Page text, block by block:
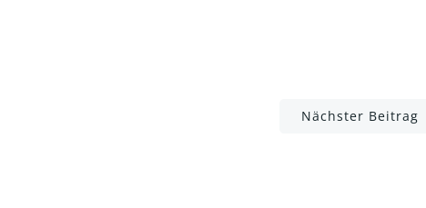
Nächster Beitrag